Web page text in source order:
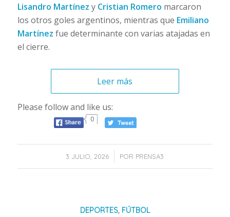
Lisandro Martínez y Cristian Romero marcaron
los otros goles argentinos, mientras que Emiliano
Martínez fue determinante con varias atajadas en
el cierre.
Leer más
Please follow and like us:
0
3 JULIO, 2026
/ POR PRENSA3
DEPORTES, FÚTBOL